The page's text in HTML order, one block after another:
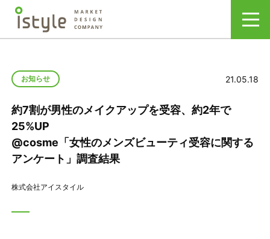
お知らせ 21.05.18
約7割が男性のメイクアップを受容、約2年で
25%UP
@cosme「女性のメンズビューティ受容に関する
アンケート」調査結果
株式会社アイスタイル